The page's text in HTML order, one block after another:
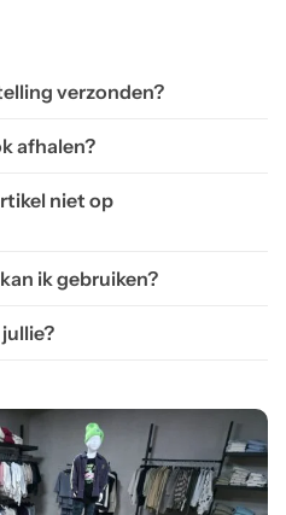
verzonden?
afhalen?
niet op
ik gebruiken?